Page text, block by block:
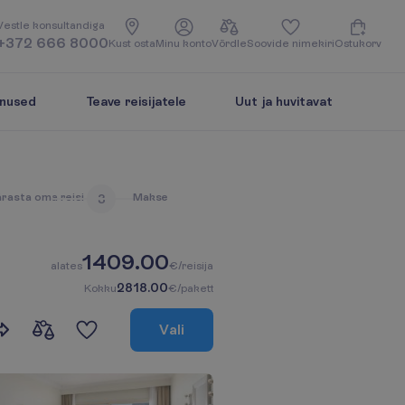
estle konsultandiga
666 8000Kust ostaMinu kontoVõrdleSoovide nimekiriOstukorv
Teave reisijatele Uut ja huvitavat
rasta oma reisi 3 Makse
alates1409.00€/reisija
Kokku2818.00€/pakett
Vali